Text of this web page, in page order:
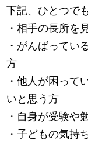
下記、ひとつで
・相手の長所を
・がんばってい
方
・他人が困って
いと思う方
・自身が受験や
・子どもの気持